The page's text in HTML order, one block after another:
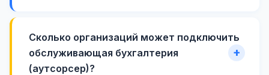
Сколько организаций может подключить
обслуживающая бухгалтерия
(аутсорсер)?